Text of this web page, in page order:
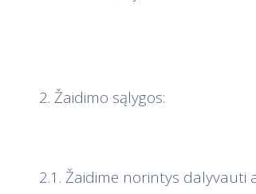
2. Žaidimo sąlygos:
2.1. Žaidime norintys dalyvauti